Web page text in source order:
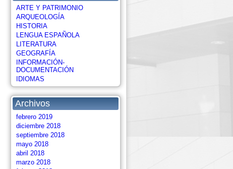
ARTE Y PATRIMONIO
ARQUEOLOGÍA
HISTORIA
LENGUA ESPAÑOLA
LITERATURA
GEOGRAFÍA
INFORMACIÓN-
DOCUMENTACIÓN
IDIOMAS
Archivos
febrero 2019
diciembre 2018
septiembre 2018
mayo 2018
abril 2018
marzo 2018